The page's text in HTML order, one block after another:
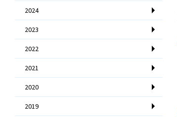
2024
2023
2022
2021
2020
2019